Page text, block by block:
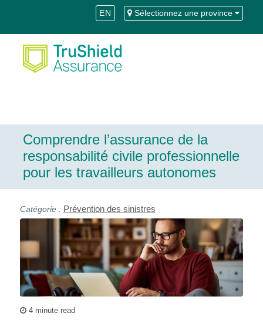
Content
la
navigation
EN Sélectionnez une province
Comprendre l’assurance de la
responsabilité civile professionnelle
pour les travailleurs autonomes
Prévention des sinistres
4 minute read